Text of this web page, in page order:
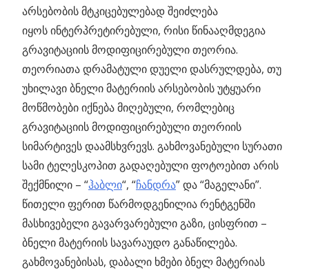
არსებობის მტკიცებულებად შეიძლება
იყოს ინტერპრეტირებული, რისი წინააღმდეგია
გრავიტაციის მოდიფიცირებული თეორია.
თეორიათა დრამატული დუელი დასრულდება, თუ
უხილავი ბნელი მატერიის არსებობის უტყუარი
მოწმობები იქნება მიღებული, რომლებიც
გრავიტაციის მოდიფიცირებული თეორიის
სიმარტივეს დაამსხვრევს. გახმოვანებული სურათი
სამი ტელესკოპით გადაღებული ფოტოებით არის
შექმნილი – “ჰაბლი“, “ჩანდრა” და “მაგელანი”.
წითელი ფერით წარმოდგენილია რენტგენში
მასხივებელი გავარვარებული გაზი, ცისფრით –
ბნელი მატერიის სავარაუდო განაწილება.
გახმოვანებისას, დაბალი ხმები ბნელ მატერიას